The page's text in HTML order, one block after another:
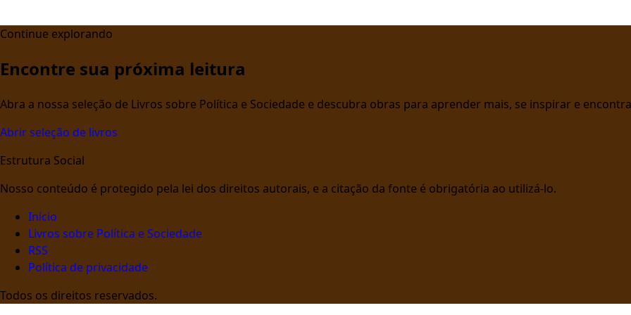
Continue explorando
Encontre sua próxima leitura
Abra a nossa seleção de Livros sobre Política e Sociedade e descubra obras para aprender mais, se inspirar e
Abrir seleção de livros
Estrutura Social
Nosso conteúdo é protegido pela lei dos direitos autorais, e a citação da fonte é obrigatória ao utilizá-lo.
Início
Livros sobre Política e Sociedade
RSS
Política de privacidade
Todos os direitos reservados.